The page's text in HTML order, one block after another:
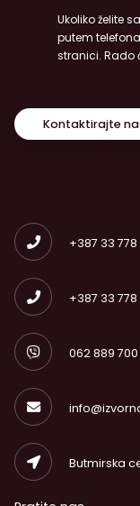
Ukoliko želite
putem
stranici. Rado
Kontaktirajte
+387 33
+387 33 778
062 889 700
Butmirska